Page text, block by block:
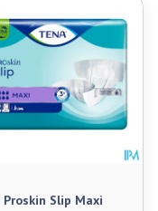
Proskin Slip Maxi